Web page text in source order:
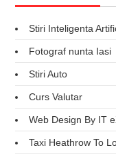
Stiri Inteligenta
Fotograf nunta Iasi
Stiri Auto
Curs Valutar
Web Design By IT
Taxi Heathrow To